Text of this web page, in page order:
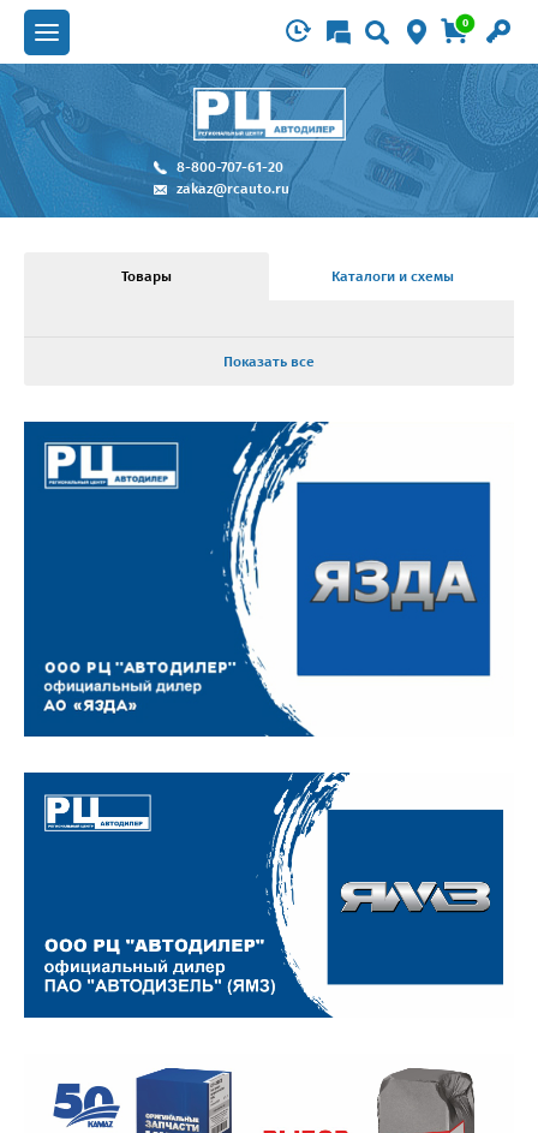
0
8-800-707-61-20
zakaz@rcauto.ru
Товары Каталоги и схемы
Показать все